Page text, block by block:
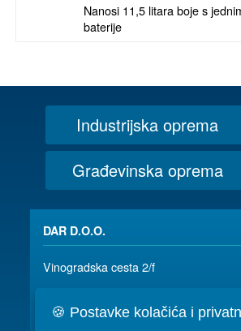
Nanosi 11,5 litara boje s
baterije
Industrijska oprema
Građevinska oprema
DAR D.O.O.
Vinogradska cesta 2/f
🍪 Postavke kolačića i